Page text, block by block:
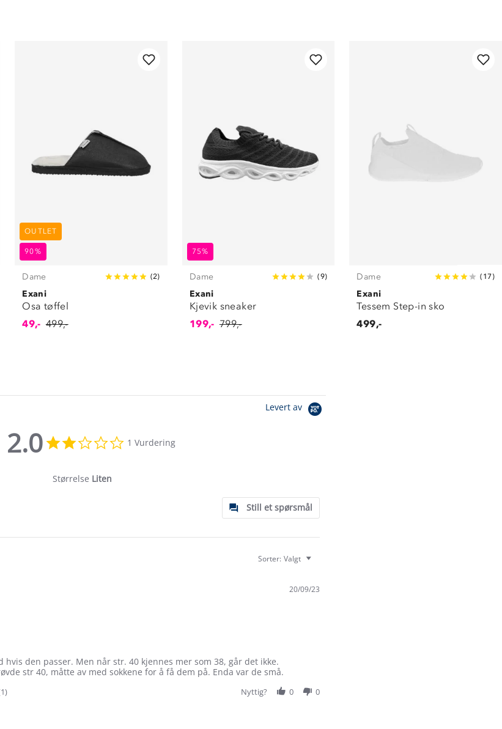
OUTLET
90%
Dame (2)
Exani
Osa tøffel
49,- 499,-
75%
Dame (9)
Exani
Kjevik sneaker
199,- 799,-
Dame ( 17)
Exani
Tessem Step-in sko
499,-
Levert av
2.0
star
1 Vurdering
Størrelse Liten
Still et spørsmål
Sorter: Valgt
20/09/23
hvis den passer. Men når str. 40 kjennes mer som 38, går det ikke.
str 40, måtte av med sokkene for å få dem på. Enda var de små.
Nyttig? 0 0